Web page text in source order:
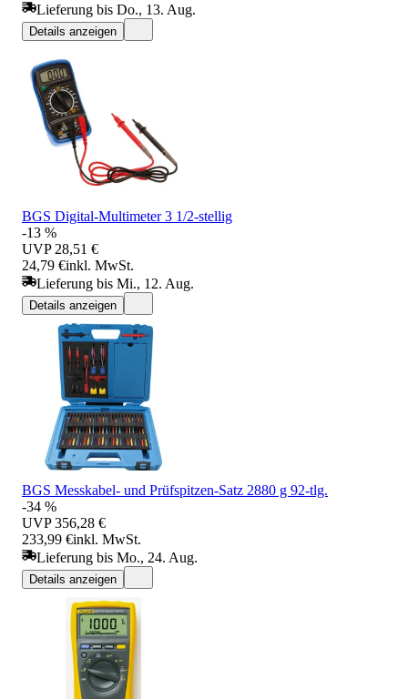
Lieferung bis Do., 13. Aug.
Details anzeigen
BGS Digital-Multimeter 3 1/2-stellig
-13 %
UVP 28,51 €
24,79 €inkl. MwSt.
Lieferung bis Mi., 12. Aug.
Details anzeigen
BGS Messkabel- und Prüfspitzen-Satz 2880 g 92-tlg.
-34 %
UVP 356,28 €
233,99 €inkl. MwSt.
Lieferung bis Mo., 24. Aug.
Details anzeigen